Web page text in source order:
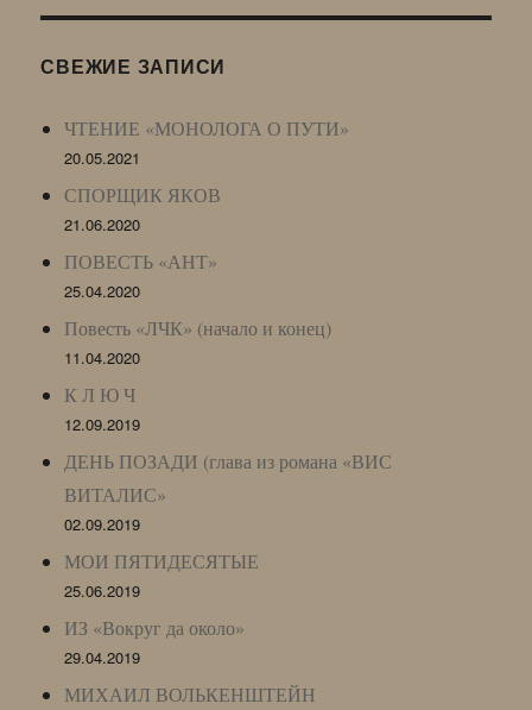
LJ
СВЕЖИЕ ЗАПИСИ
ЧТЕНИЕ «МОНОЛОГА О ПУТИ»
20.05.2021
СПОРЩИК ЯКОВ
21.06.2020
ПОВЕСТЬ «АНТ»
25.04.2020
Повесть «ЛЧК» (начало и конец)
11.04.2020
К Л Ю Ч
12.09.2019
ДЕНЬ ПОЗАДИ (глава из романа «ВИС
ВИТАЛИС»
02.09.2019
МОИ ПЯТИДЕСЯТЫЕ
25.06.2019
ИЗ «Вокруг да около»
29.04.2019
МИХАИЛ ВОЛЬКЕНШТЕЙН